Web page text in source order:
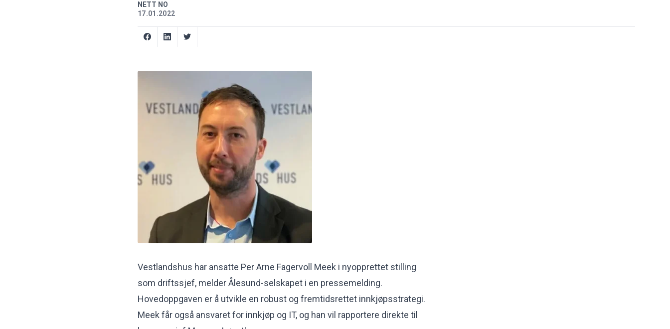
NETT NO
17.01.2022
Vestlandshus har ansatte Per Arne Fagervoll Meek i nyopprettet stilling
som driftssjef, melder Ålesund-selskapet i en pressemelding.
Hovedoppgaven er å utvikle en robust og fremtidsrettet innkjøpsstrategi.
Meek får også ansvaret for innkjøp og IT, og han vil rapportere direkte til